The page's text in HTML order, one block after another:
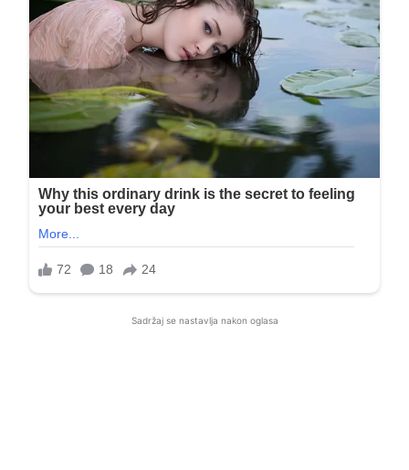
Sadržaj se nastavlja nakon oglasa